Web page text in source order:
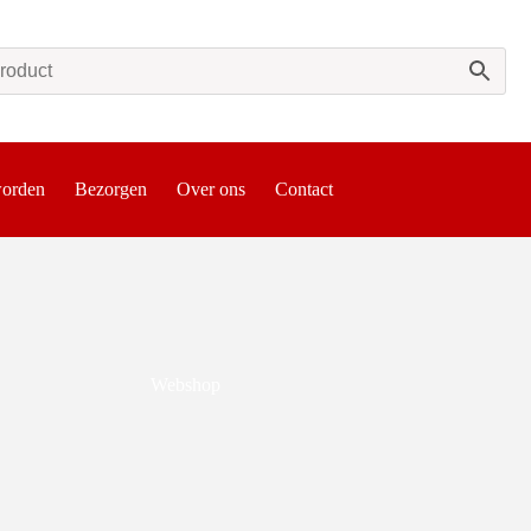
Bezorgen Over ons Contact